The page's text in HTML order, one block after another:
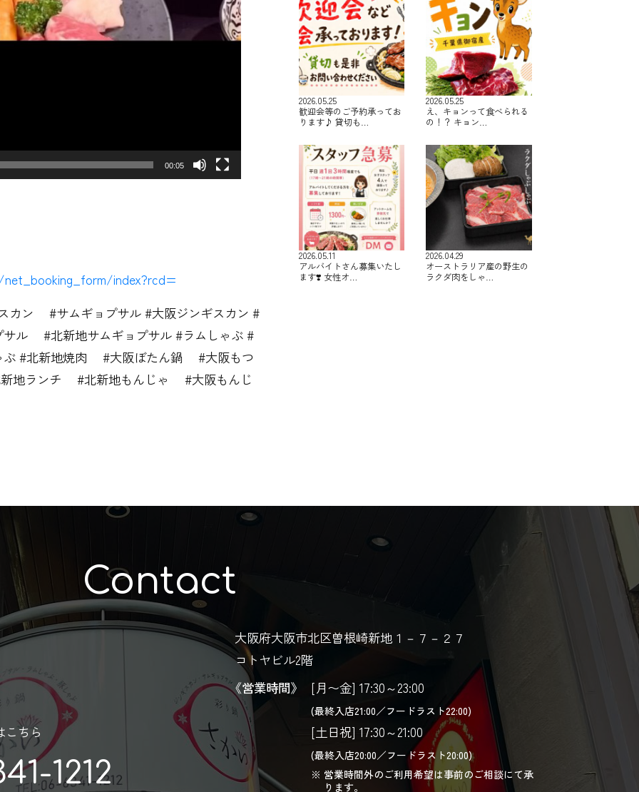
00:05
index?rcd=
カン #サムギョプサル #大阪ジンギスカン #
サル #北新地サムギョプサル #ラムしゃぶ #
ぶ #北新地焼肉 #大阪ぼたん鍋 #大阪もつ
ランチ #北新地もんじゃ #大阪もんじ
2026.05.25
歓迎会等のご予約承ってお
ります♪ 貸切も…
2026.05.25
え、キョンって食べられる
の！？ キョン…
2026.05.11
アルバイトさん募集いたし
ます❣️ 女性オ…
2026.04.29
オーストラリア産の野生の
ラクダ肉をしゃ…
Contact
こちら
1212
大阪府大阪市北区曽根崎新地１－７－２７
コトヤビル2階
《営業時間》
[月〜金] 17:30～23:00
(最終入店21:00／フードラスト22:00)
[土日祝] 17:30～21:00
(最終入店20:00／フードラスト20:00)
営業時間外のご利用希望は事前のご相談にて承
ります。